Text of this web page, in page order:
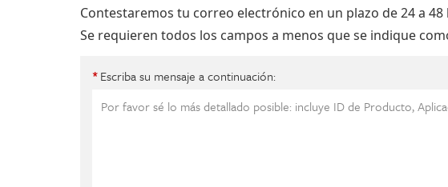
Contestaremos tu correo electrónico en un plazo de 24 a
Se requieren todos los campos a menos que se indique
* Escriba su mensaje a continuación: